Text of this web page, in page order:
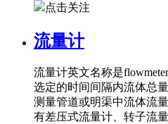
点击关注
流量计
流量计英文名称是
选定的时间间隔内流体总
测量管道或明渠中流体流
有差压式流量计、转子流